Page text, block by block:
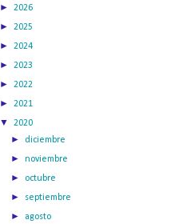
► 2026
► 2025
► 2024
► 2023
► 2022
► 2021
▼ 2020
► diciembre
►noviembre
► octubre
► septiembre
► agosto